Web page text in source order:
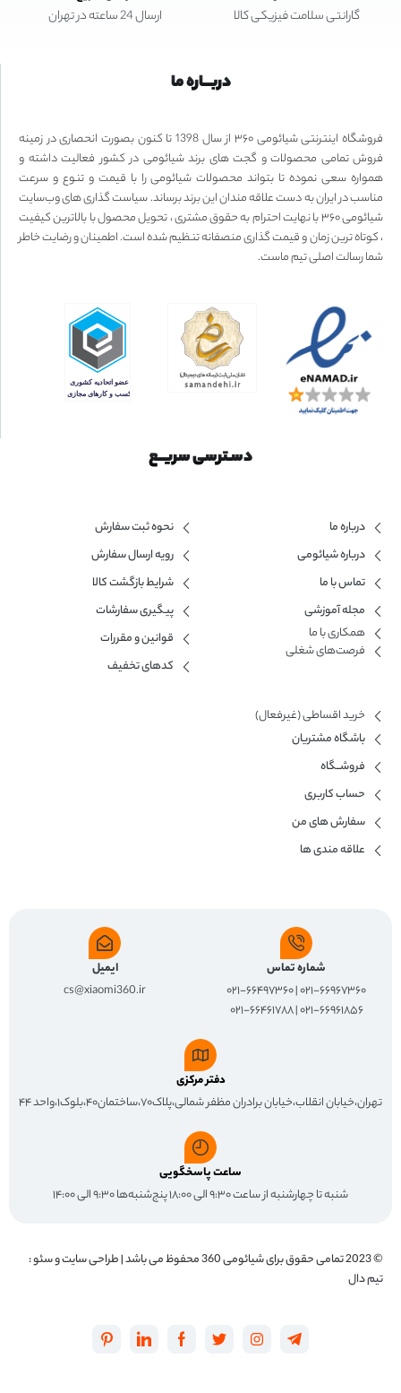
گارانتی سلامت فیزیکی کالا
ارسال 24 ساعته در تهران
دربـــاره ما
فروشگاه اینترنتی شیائومی ۳۶۰ از سال 1398 تا کنون بصورت انحصاری در زمینه
فروش تمامی محصولات و گجت های برند شیائومی در کشور فعالیت داشته و
همواره سعی نموده تا بتواند محصولات شیائومی را با قیمت و تنوع و سرعت
مناسب در ایران به دست علاقه مندان این برند برساند. سیاست گذاری های وب‌سایت
شیائومی ۳۶۰ با نهایت احترام به حقوق مشتری ، تحویل محصول با بالاترین کیفیت
، کوتاه ترین زمان و قیمت گذاری منصفانه تنظیم شده است. اطمینان و رضایت خاطر
شما رسالت اصلی تیم ماست.
دسـترسی سریــع
درباره ما
درباره شیائومی
تماس با ما
مجله آموزشی
همکاری با ما​
فرصت‌های شغلی
نحوه ثبت سفارش
رویه ارسال سفارش
شرایط بازگشت کالا
پیگیری سفارشات
قوانین و مقررات
کدهای تخفیف
خرید اقساطی (غیرفعال)
باشگاه مشتریان
فروشــگاه
حساب کاربری
سفارش های من
علاقه مندی ها
شماره تماس
۰۲۱-۶۶۹۶۷۳۶۰ | ۰۲۱-۶۶۴۹۷۳۶۰
۰۲۱-۶۶۹۶۱۸۵۶ | ۰۲۱-۶۶۴۶۱۷۸۸
ایمیل
cs@xiaomi360.ir
دفتر مرکزی
تهران،خیابان انقلاب،خیابان برادران مظفر شمالی،پلاک۷۰،ساختمان۴۰،بلوک۱،واحد ۴۴
ساعت پاسخگویی
شنبه تا چهارشنبه از ساعت ۹:۳۰ الی ۱۸:۰۰ پنج‌شنبه‌ها ۹:۳۰ الی ۱۴:۰۰
© 2023 تمامی حقوق برای شیائومی 360
محفوظ می باشد | طراحی سایت و سئو :
تیم دال